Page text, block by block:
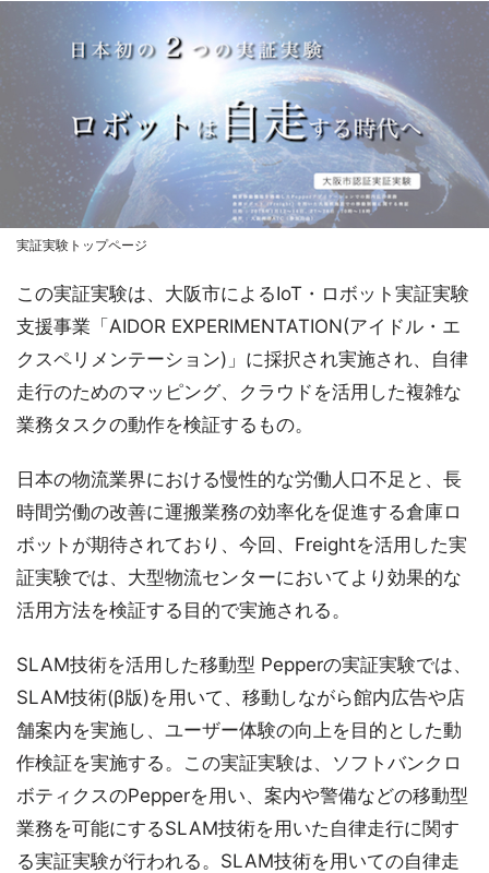
実証実験トップページ
この実証実験は、大阪市によるIoT・ロボット実証実験
支援事業「AIDOR EXPERIMENTATION(アイドル・エ
クスペリメンテーション)」に採択され実施され、自律
走行のためのマッピング、クラウドを活用した複雑な
業務タスクの動作を検証するもの。
日本の物流業界における慢性的な労働人口不足と、長
時間労働の改善に運搬業務の効率化を促進する倉庫ロ
ボットが期待されており、今回、Freightを活用した実
証実験では、大型物流センターにおいてより効果的な
活用方法を検証する目的で実施される。
SLAM技術を活用した移動型 Pepperの実証実験では、
SLAM技術(β版)を用いて、移動しながら館内広告や店
舗案内を実施し、ユーザー体験の向上を目的とした動
作検証を実施する。この実証実験は、ソフトバンクロ
ボティクスのPepperを用い、案内や警備などの移動型
業務を可能にするSLAM技術を用いた自律走行に関す
る実証実験が行われる。SLAM技術を用いての自律走